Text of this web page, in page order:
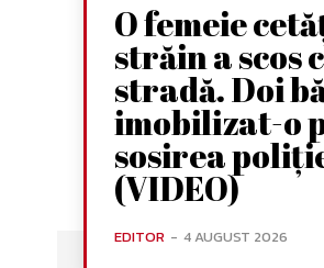
O femeie
străin a scos
stradă. Doi
imobilizat-o
sosirea
(VIDEO)
EDITOR - 4 AUGUST 2026